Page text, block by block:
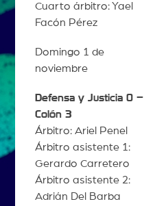
Cuarto árbitro: Yael
Facón Pérez
Domingo 1 de
noviembre
Defensa y Justicia 0 –
Colón 3
Árbitro: Ariel Penel
Árbitro asistente 1:
Gerardo Carretero
Árbitro asistente 2:
Adrián Del Barba